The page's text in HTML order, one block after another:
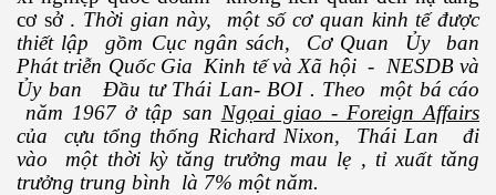
cơ sở . Thời gian này, một số cơ quan kinh tế được
thiết lập gồm Cục ngân sách, Cơ Quan Ủy ban
Phát triễn Quốc Gia Kinh tế và Xã hội - NESDB và
Ủy ban Đầu tư Thái Lan- BOI . Theo một bá cáo
năm 1967 ở tập san Ngọai giao - Foreign Affairs
của cựu tổng thống Richard Nixon, Thái Lan đi
vào một thời kỳ tăng trưởng mau lẹ , tỉ xuất tăng
trưởng trung bình là 7% một năm.